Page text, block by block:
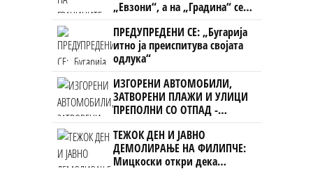
„Евзони“, а на „Градина“ се
чека и пет часа
ПРЕДУПРЕДЕНИ СЕ: „Бугарија
итно ја преиспитува својата
одлука“
ИЗГОРЕНИ АВТОМОБИЛИ,
ЗАТВОРЕНИ ПЛАЖИ И УЛИЦИ
ПРЕПОЛНИ СО ОТПАД -
Фнидек во хаос по
мигрантскиот бран кон Сеута
ТЕЖОК ДЕН И ЈАВНО
ДЕМОЛИРАЊЕ НА ФИЛИПЧЕ:
Мицкоски откри дека